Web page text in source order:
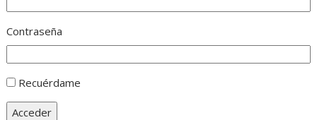
Contraseña
Recuérdame
Acceder